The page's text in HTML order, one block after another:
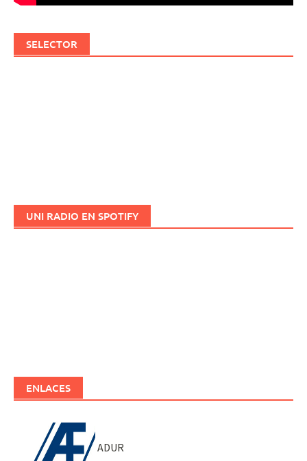
SELECTOR
UNI RADIO EN SPOTIFY
ENLACES
ADUR